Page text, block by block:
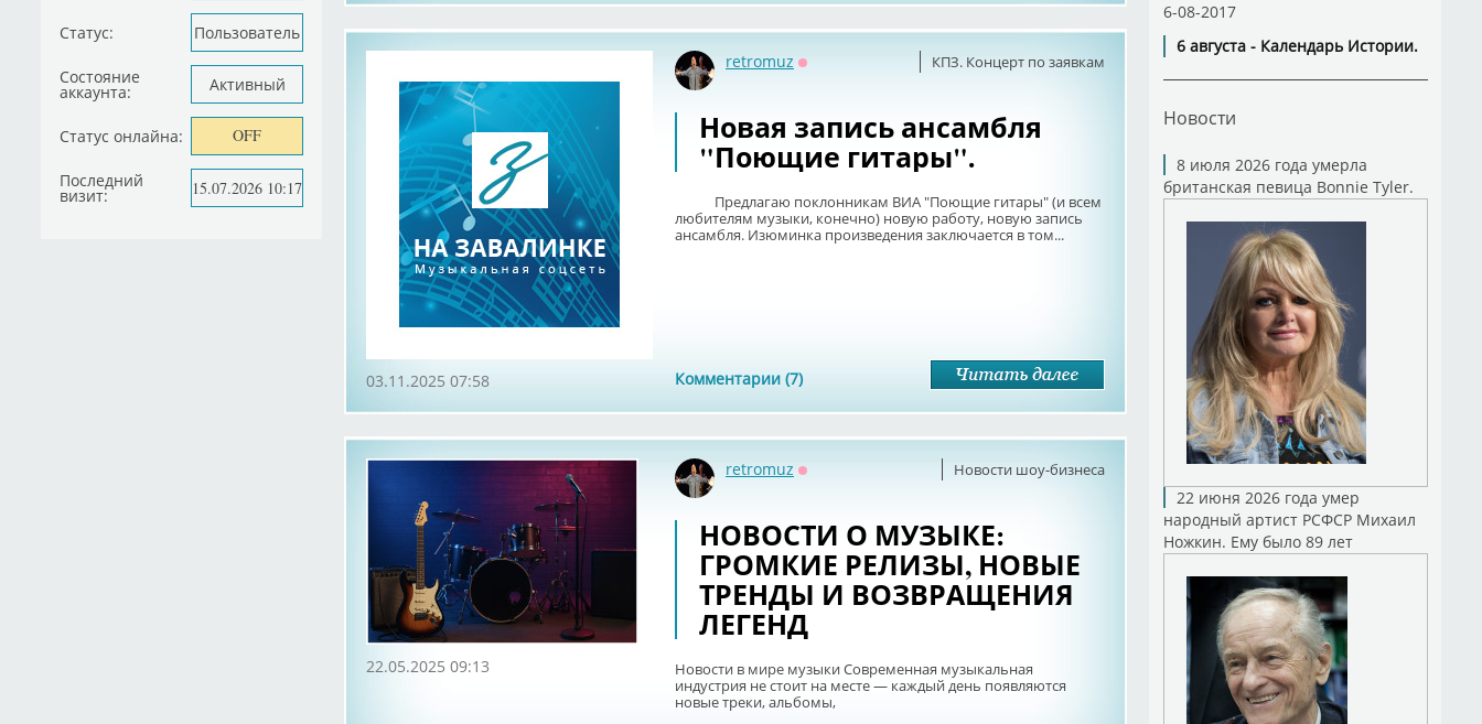
Статус: Пользователь
Состояние
аккаунта: Активный
Статус онлайна: OFF
Последний
визит: 15.07.2026 10:17
КПЗ. Концерт по заявкам
retromuz
Новая запись ансамбля
"Поющие гитары".
Предлагаю поклонникам ВИА "Поющие гитары" (и всем
любителям музыки, конечно) новую работу, новую запись
ансамбля. Изюминка произведения заключается в том...
Комментарии (7)
03.11.2025 07:58
Новости шоу-бизнеса
retromuz
НОВОСТИ О МУЗЫКЕ:
ГРОМКИЕ РЕЛИЗЫ, НОВЫЕ
ТРЕНДЫ И ВОЗВРАЩЕНИЯ
ЛЕГЕНД
Новости в мире музыки Современная музыкальная
индустрия не стоит на месте — каждый день появляются
новые треки, альбомы,
22.05.2025 09:13
6-08-2017
6 августа - Календарь Истории.
Новости
8 июля 2026 года умерла
британская певица Bonnie Tyler.
22 июня 2026 года умер
народный артист РСФСР Михаил
Ножкин. Ему было 89 лет